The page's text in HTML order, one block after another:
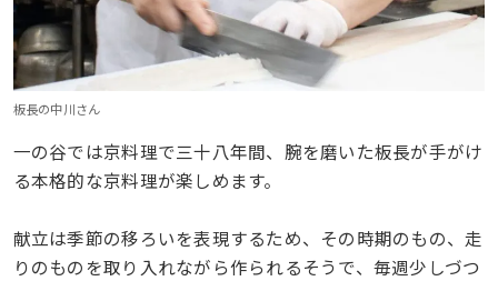
板長の中川さん
一の谷では京料理で三十八年間、腕を磨いた板長が手がけ
る本格的な京料理が楽しめます。
献立は季節の移ろいを表現するため、その時期のもの、走
りのものを取り入れながら作られるそうで、毎週少しづつ